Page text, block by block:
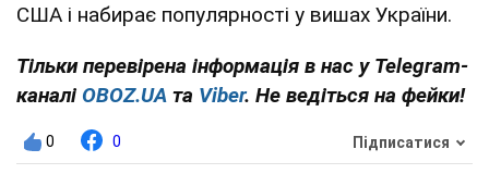
США і набирає популярності у вишах України.
Тільки перевірена інформація в нас у Telegram-
каналі OBOZ.UA та Viber. Не ведіться на фейки!
0 0 Підписатися